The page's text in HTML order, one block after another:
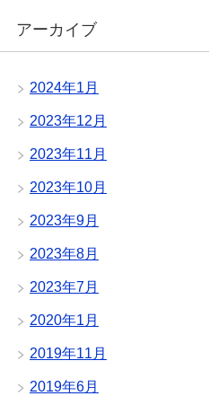
アーカイブ
2024年1月
2023年12月
2023年11月
2023年10月
2023年9月
2023年8月
2023年7月
2020年1月
2019年11月
2019年6月